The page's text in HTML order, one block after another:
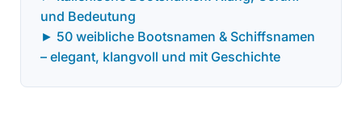
und Bedeutung
► 50 weibliche Bootsnamen & Schiffsnamen
– elegant, klangvoll und mit Geschichte